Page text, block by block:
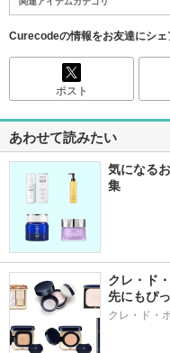
Curecodeの情報をお友達にシェ
ポスト
あわせて読みたい
気になる
集
クレ・ド
先にもぴ
クレ・ド・